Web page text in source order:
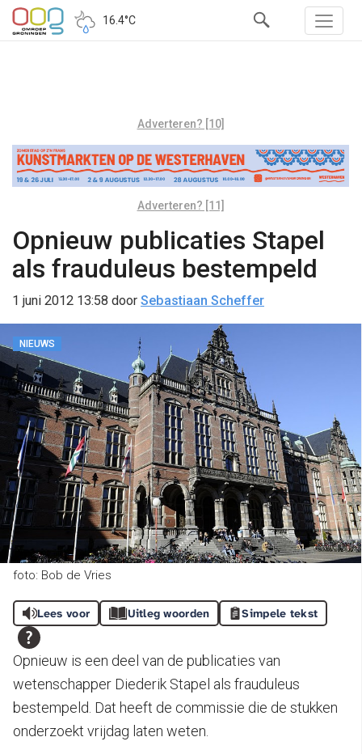
16.4°C
Adverteren? [10]
Adverteren? [11]
Opnieuw publicaties Stapel
als frauduleus bestempeld
1 juni 2012 13:58 door Sebastiaan Scheffer
NIEUWS
foto: Bob de Vries
Lees voor Uitleg woorden Simpele tekst
Opnieuw is een deel van de publicaties van
wetenschapper Diederik Stapel als frauduleus
bestempeld. Dat heeft de commissie die de stukken
onderzoekt vrijdag laten weten.